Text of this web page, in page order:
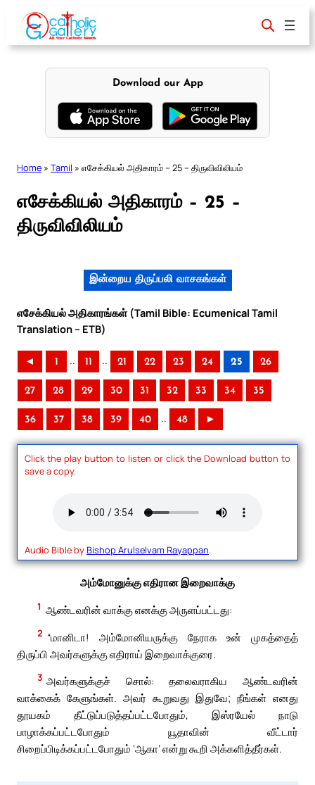
content
Download our App
Home » Tamil » எசேக்கியல் அதிகாரம் – 25 – திருவிவிலியம்
எசேக்கியல் அதிகாரம் – 25 –
திருவிவிலியம்
இன்றைய திருப்பலி வாசகங்கள்
எசேக்கியல் அதிகாரங்கள் (Tamil Bible: Ecumenical Tamil
Translation – ETB)
◄ 1 .. 11 .. 21 22 23 24 25 26
27 28 29 30 31 32 33 34 35
36 37 38 39 40 .. 48 ►
Click the play button to listen or click the Download button to
save a copy.
Audio Bible byBishop Arulselvam Rayappan.
அம்மோனுக்கு எதிரான இறைவாக்கு
1 ஆண்டவரின் வாக்கு எனக்கு அருளப்பட்டது:
2 “மானிடா! அம்மோனியருக்கு நேராக உன் முகத்தைத்
திருப்பி அவர்களுக்கு எதிராய் இறைவாக்குரை.
3 அவர்களுக்குச் சொல்: தலைவராகிய ஆண்டவரின்
வாக்கைக் கேளுங்கள். அவர் கூறுவது இதுவே; நீங்கள் எனது
தூயகம் தீட்டுப்படுத்தப்பட்டபோதும், இஸ்ரயேல் நாடு
பாழாக்கப்பட்டபோதும் யூதாவின் வீட்டார்
சிறைப்பிடிக்கப்பட்டபோதும் ‘ஆகா’ என்று கூறி அக்களித்தீர்கள்.